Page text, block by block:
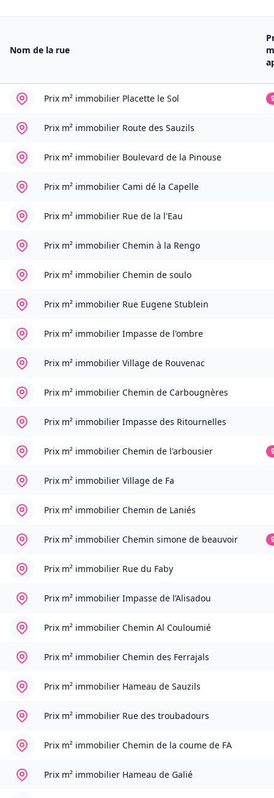
Nom de la rue
Prix m² immobilier Placette le Sol
Prix m² immobilier Route des Sauzils
Prix m² immobilier Boulevard de la Pinouse
Prix m² immobilier Cami dé la Capelle
Prix m² immobilier Rue de la l'Eau
Prix m² immobilier Chemin à la Rengo
Prix m² immobilier Chemin de soulo
Prix m² immobilier Rue Eugene Stublein
Prix m² immobilier Impasse de l'ombre
Prix m² immobilier Village de Rouvenac
Prix m² immobilier Chemin de Carbougnères
Prix m² immobilier Impasse des Ritournelles
Prix m² immobilier Chemin de l'arbousier
Prix m² immobilier Village de Fa
Prix m² immobilier Chemin de Laniés
Prix m² immobilier Chemin simone de beauvoir
Prix m² immobilier Rue du Faby
Prix m² immobilier Impasse de l’Alisadou
Prix m² immobilier Chemin Al Couloumié
Prix m² immobilier Chemin des Ferrajals
Prix m² immobilier Hameau de Sauzils
Prix m² immobilier Rue des troubadours
Prix m² immobilier Chemin de la coume de FA
Prix m² immobilier Hameau de Galié